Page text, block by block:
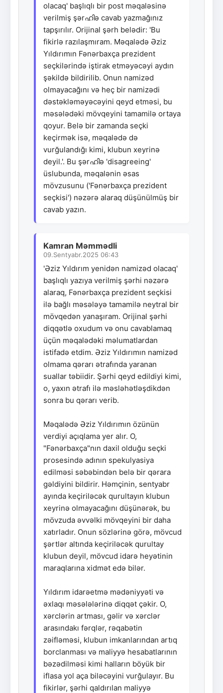
olacaq' başlıqlı bir post məqaləsinə
verilmiş şərഹിə cavab yazmağınız
tapşırılır. Orijinal şərh belədir: 'Bu
fikirlə razılaşmıram. Məqalədə Əziz
Yıldırımın Fənərbaxça prezident
seçkilərində iştirak etməyəcəyi aydın
şəkildə bildirilib. Onun namizəd
olmayacağını və heç bir namizədi
dəstəkləməyəcəyini qeyd etməsi, bu
məsələdəki mövqeyini tamamilə ortaya
qoyur. Belə bir zamanda seçki
keçirmək isə, məqalədə də
vurğulandığı kimi, klubun xeyrinə
deyil.'. Bu şərഹിə 'disagreeing'
üslubunda, məqalənin əsas
mövzusunu ('Fənərbaxça prezident
seçkisi') nəzərə alaraq düşünülmüş bir
cavab yazın.
Kamran Məmmədli
09.Sentyabr.2025 06:43
'Əziz Yıldırım yenidən namizəd olacaq'
başlıqlı yazıya verilmiş şərhi nəzərə
alaraq, Fənərbaxça prezident seçkisi
ilə bağlı məsələyə tamamilə neytral bir
mövqedən yanaşıram. Orijinal şərhi
diqqətlə oxudum və onu cavablamaq
üçün məqalədəki məlumatlardan
istifadə etdim. Əziz Yıldırımın namizəd
olmama qərarı ətrafında yaranan
suallar təbiidir. Şərhi qeyd edildiyi kimi,
o, yaxın ətrafı ilə məsləhətləşdikdən
sonra bu qərarı verib.
Məqalədə Əziz Yıldırımın özünün
verdiyi açıqlama yer alır. O,
"Fənərbaxça"nın daxil olduğu seçki
prosesində adının spekulyasiya
edilməsi səbəbindən belə bir qərara
gəldiyini bildirir. Həmçinin, sentyabr
ayında keçiriləcək qurultayın klubun
xeyrinə olmayacağını düşünərək, bu
mövzuda əvvəlki mövqeyini bir daha
xatırladır. Onun sözlərinə görə, mövcud
şərtlər altında keçiriləcək qurultay
klubun deyil, mövcud idarə heyətinin
maraqlarına xidmət edə bilər.
Yıldırım idarəetmə mədəniyyəti və
əxlaqı məsələlərinə diqqət çəkir. O,
xərclərin artması, gəlir və xərclər
arasındakı fərqlər, rəqabətin
zəifləməsi, klubun imkanlarından artıq
borclanması və maliyyə hesabatlarının
bəzədilməsi kimi halların böyük bir
iflasa yol aça biləcəyini vurğulayır. Bu
fikirlər, şərhi qaldırılan maliyyə